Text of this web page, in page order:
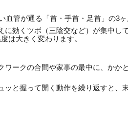
管が通る「首・手首・足首」の3ヶ
に効くツボ（三陰交など）が集中し
は大きく変わります。
ワークの合間や家事の最中に、かか
ッと握って開く動作を繰り返すと、